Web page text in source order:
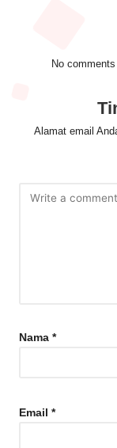
No
Alamat email
Nama *
Email *